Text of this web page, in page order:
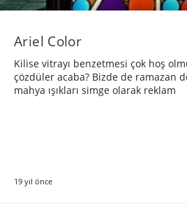
Ariel Color
Kilise vitrayı benzetmesi çok hoş
çözdüler acaba? Bizde de ramazan
mahya ışıkları simge olarak reklam
19 yıl önce